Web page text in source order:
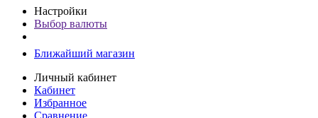
Настройки
Выбор валюты
Ближайший магазин
Личный кабинет
Кабинет
Избранное